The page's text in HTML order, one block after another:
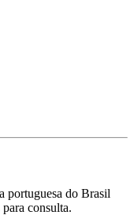
portuguesa do Brasil
consulta.